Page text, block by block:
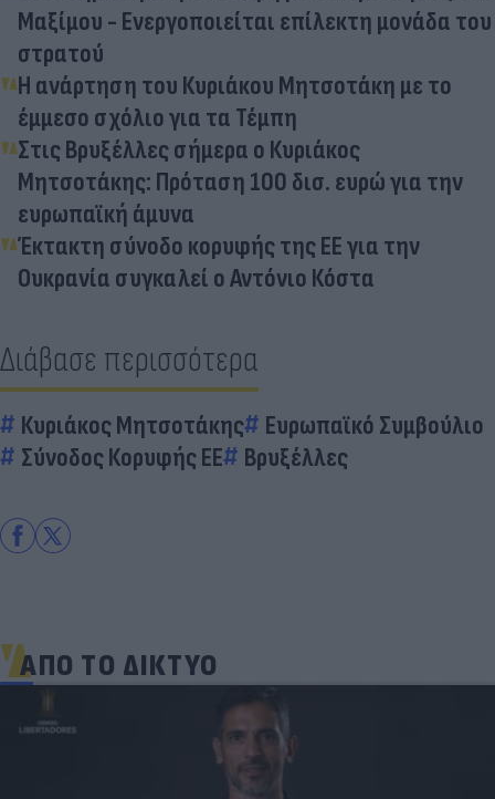
Μαξίμου - Ενεργοποιείται επίλεκτη μονάδα του
στρατού
Η ανάρτηση του Κυριάκου Μητσοτάκη με το
έμμεσο σχόλιο για τα Τέμπη
Στις Βρυξέλλες σήμερα ο Κυριάκος
Μητσοτάκης: Πρόταση 100 δισ. ευρώ για την
ευρωπαϊκή άμυνα
Έκτακτη σύνοδο κορυφής της ΕΕ για την
Ουκρανία συγκαλεί ο Αντόνιο Κόστα
Διάβασε περισσότερα
Κυριάκος Μητσοτάκης
Ευρωπαϊκό Συμβούλιο
Σύνοδος Κορυφής ΕΕ
Βρυξέλλες
ΑΠΟ ΤΟ ΔΙΚΤΥΟ
«Μια θεά για τον θεό» - Η κυρία Μέσι
εντυπωσίασε στο Instagram, την σχολίασε και η